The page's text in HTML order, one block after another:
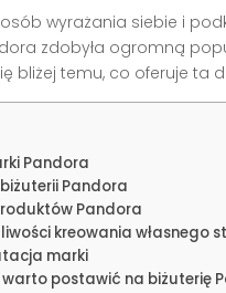
wyrażania siebie i
zdobyła ogromną
bliżej temu, co oferuje ta
Pandora
Pandora
Pandora
kreowania własnego
marki
warto postawić na biżuterię